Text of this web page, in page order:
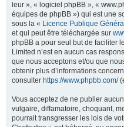
leur », « logiciel phpBB », «
équipes de phpBB ») qui est une
sous la « Licence Publique
et qui peut être téléchargée sur
phpBB a pour seul but de faciliter
Limited n’est en aucun cas
que nous acceptons et/ou que
obtenir plus d’informations
consulter https://www.phpbb.com/
Vous acceptez de ne publier
vulgaire, diffamatoire, choquant,
pourrait transgresser les lois de